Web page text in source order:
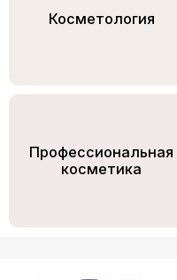
Косметология
Профессиональная
косметика